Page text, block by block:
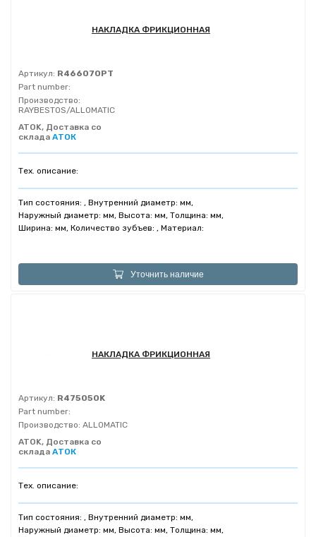
НАКЛАДКА ФРИКЦИОННАЯ
Артикул: R466070PT
Part number:
Производство:
RAYBESTOS/ALLOMATIC
ATOK, Доставка со
склада АТОК
Тех. описание:
Тип состояния: , Внутренний диаметр: мм,
Наружный диаметр: мм, Высота: мм, Толщина: мм,
Ширина: мм, Количество зубъев: , Материал:
Уточнить наличие
НАКЛАДКА ФРИКЦИОННАЯ
Артикул: R475050K
Part number:
Производство: ALLOMATIC
ATOK, Доставка со
склада АТОК
Тех. описание:
Тип состояния: , Внутренний диаметр: мм,
Наружный диаметр: мм, Высота: мм, Толщина: мм,